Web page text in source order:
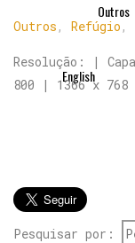
Outros
English
Outros , Refúgio ,
Resolução: |
800 | 1366 x
Pesquisar por: